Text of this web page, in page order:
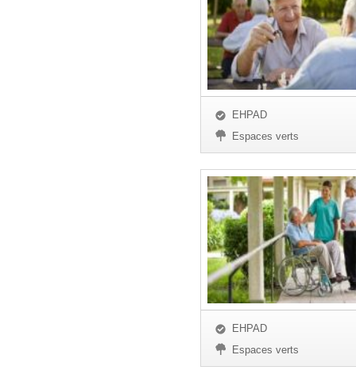
EHPAD
Espaces verts
EHPAD
Espaces verts